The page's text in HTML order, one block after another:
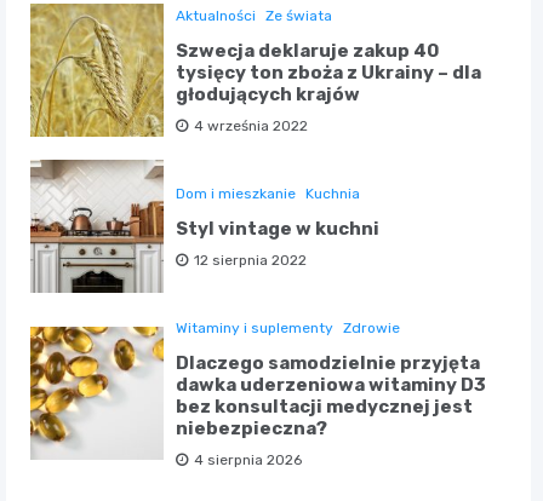
Aktualności Ze świata
Szwecja deklaruje zakup 40
tysięcy ton zboża z Ukrainy – dla
głodujących krajów
4 września 2022
Dom i mieszkanie Kuchnia
Styl vintage w kuchni
12 sierpnia 2022
Witaminy i suplementy Zdrowie
Dlaczego samodzielnie przyjęta
dawka uderzeniowa witaminy D3
bez konsultacji medycznej jest
niebezpieczna?
4 sierpnia 2026